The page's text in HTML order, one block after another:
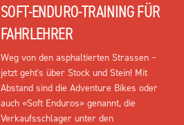
SOFT-ENDURO-TRAINING FÜR
FAHRLEHRER
Weg von den asphaltierten Strassen –
jetzt geht's über Stock und Stein! Mit
Abstand sind die Adventure Bikes oder
auch «Soft Enduros» genannt, die
Verkaufsschlager unter den